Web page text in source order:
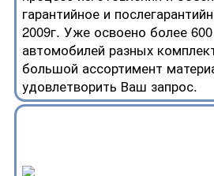
гарантийное и
2009г. Уже освоено более
автомобилей разных
большой ассортимент
удовлетворить Ваш запрос.